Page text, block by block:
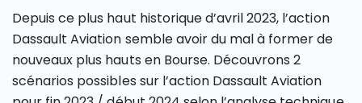
Depuis ce plus haut historique d’avril 2023, l’action
Dassault Aviation semble avoir du mal à former de
nouveaux plus hauts en Bourse. Découvrons 2
scénarios possibles sur l’action Dassault Aviation